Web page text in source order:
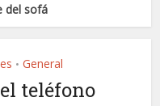
del sofá
• General
teléfono